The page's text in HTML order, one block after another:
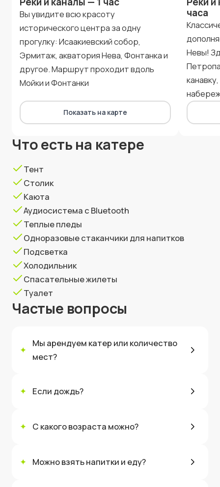
Вы увидите всю красоту
исторического центра за одну
прогулку: Исаакиевский собор,
Эрмитаж, акватория Нева, Фонтанка и
другое. Маршрут проходит вдоль
Мойки и Фонтанки
Показать на карте
часа
Невы!
Что есть на катере
Тент
Столик
Каюта
Аудиосистема с Bluetooth
Теплые пледы
Одноразовые стаканчики для напитков
Подсветка
Холодильник
Спасательные жилеты
Туалет
Частые вопросы
✦
Мы арендуем катер или количество
мест?
✦ Если дождь?
✦ С какого возраста можно?
✦ Можно взять напитки и еду?